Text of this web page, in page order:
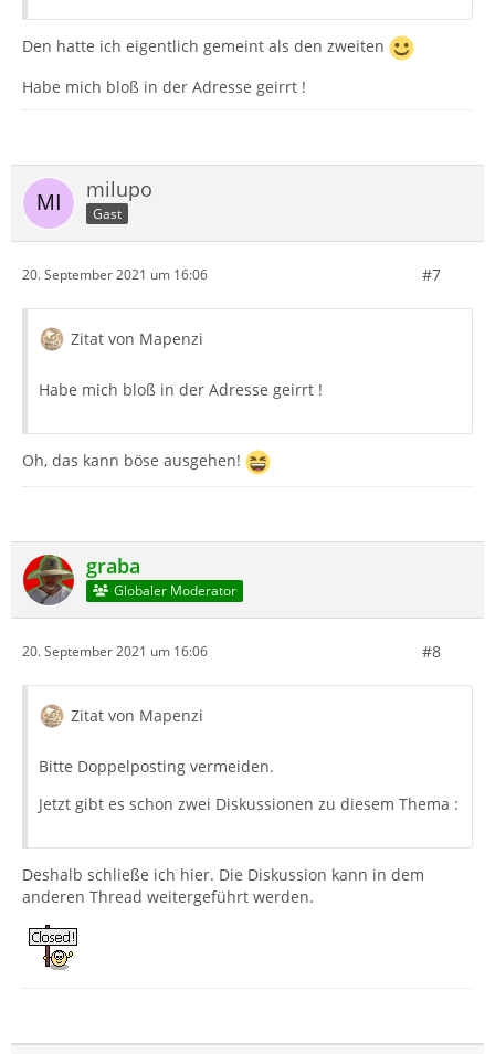
Den hatte ich eigentlich gemeint als den zweiten
Habe mich bloß in der Adresse geirrt !
milupo
Gast
20. September 2021 um 16:06 #7
Zitat von Mapenzi
Habe mich bloß in der Adresse geirrt !
Oh, das kann böse ausgehen!
graba
Globaler Moderator
20. September 2021 um 16:06 #8
Zitat von Mapenzi
Bitte Doppelposting vermeiden.
Jetzt gibt es schon zwei Diskussionen zu diesem Thema :
Deshalb schließe ich hier. Die Diskussion kann in dem
anderen Thread weitergeführt werden.